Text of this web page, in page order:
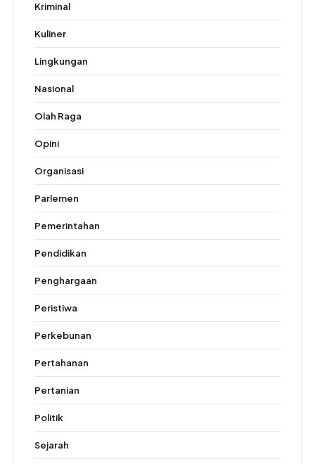
Kriminal
Kuliner
Lingkungan
Nasional
Olah Raga
Opini
Organisasi
Parlemen
Pemerintahan
Pendidikan
Penghargaan
Peristiwa
Perkebunan
Pertahanan
Pertanian
Politik
Sejarah